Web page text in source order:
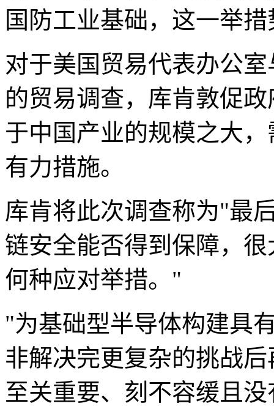
国防工业基础，这一举
对于美国贸易代表办公
的贸易调查，库肯敦促
于中国产业的规模之大
有力措施。
库肯将此次调查称为"最
链安全能否得到保障，
何种应对举措。"
"为基础型半导体构建具
非解决完更复杂的挑战
至关重要、刻不容缓且